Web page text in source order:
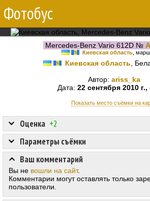
Фотобус
Mercedes-Benz Vario 612D №
Киевская область,
Киевская область ,
Автор: ariss_ka
Дата: 22 сентября 2010 г.,
Показать место съёмки на
Оценка +2
Параметры съёмки
Ваш комментарий
Вы не вошли на сайт.
Комментарии могут оставлять только
пользователи.